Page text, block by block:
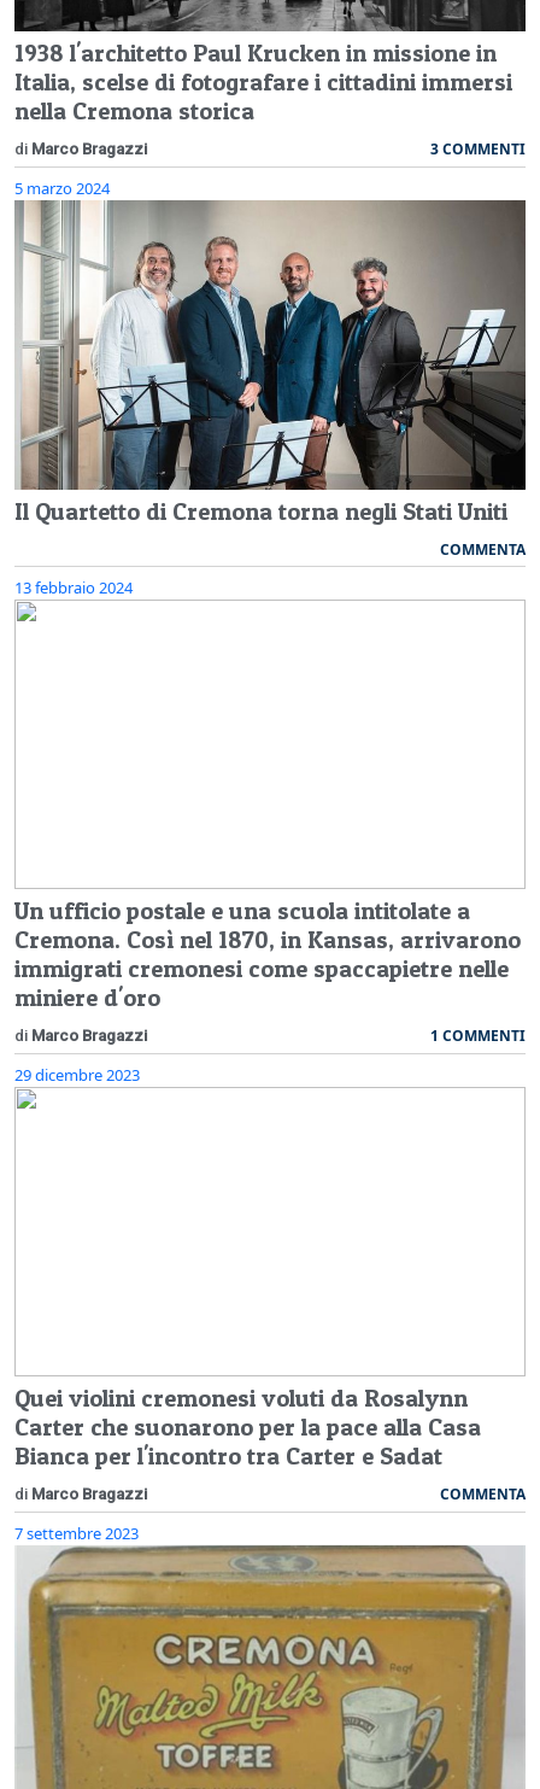
1938 l'architetto Paul Krucken in missione in
Italia, scelse di fotografare i cittadini immersi
nella Cremona storica
di Marco Bragazzi 3 COMMENTI
5 marzo 2024
Il Quartetto di Cremona torna negli Stati Uniti
COMMENTA
13 febbraio 2024
Un ufficio postale e una scuola intitolate a
Cremona. Così nel 1870, in Kansas, arrivarono
immigrati cremonesi come spaccapietre nelle
miniere d'oro
di Marco Bragazzi 1 COMMENTI
29 dicembre 2023
Quei violini cremonesi voluti da Rosalynn
Carter che suonarono per la pace alla Casa
Bianca per l'incontro tra Carter e Sadat
di Marco Bragazzi COMMENTA
7 settembre 2023